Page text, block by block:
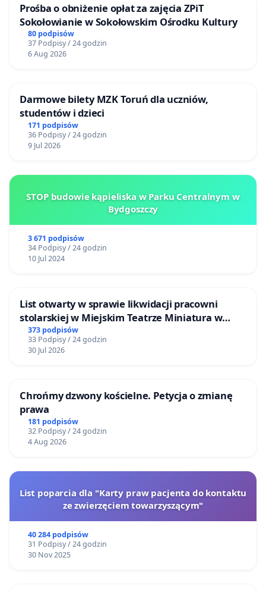
Prośba o obniżenie opłat za zajęcia ZPiT
Sokołowianie w Sokołowskim Ośrodku Kultury
80 podpisów
37 Podpisy / 24 godzin
6 Aug 2026
Darmowe bilety MZK Toruń dla uczniów,
studentów i dzieci
171 podpisów
36 Podpisy / 24 godzin
9 Jul 2026
STOP budowie kąpieliska w Parku Centralnym w
Bydgoszczy
3 671 podpisów
34 Podpisy / 24 godzin
10 Jul 2024
List otwarty w sprawie likwidacji pracowni
stolarskiej w Miejskim Teatrze Miniatura w
Gdańsku
373 podpisów
33 Podpisy / 24 godzin
30 Jul 2026
Chrońmy dzwony kościelne. Petycja o zmianę
prawa
181 podpisów
32 Podpisy / 24 godzin
4 Aug 2026
List poparcia dla "Karty praw pacjenta do kontaktu
ze zwierzęciem towarzyszącym"
40 284 podpisów
31 Podpisy / 24 godzin
30 Nov 2025